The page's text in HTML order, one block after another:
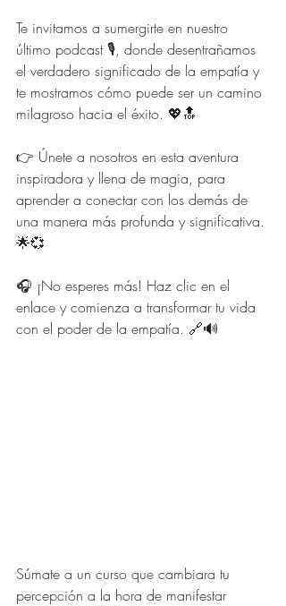
Te invitamos a sumergirte en nuestro
último podcast 🎙️, donde desentrañamos
el verdadero significado de la empatía y
te mostramos cómo puede ser un camino
milagroso hacia el éxito. 💖🔝
👉 Únete a nosotros en esta aventura
inspiradora y llena de magia, para
aprender a conectar con los demás de
una manera más profunda y significativa.
🌟💞
🎧 ¡No esperes más! Haz clic en el
enlace y comienza a transformar tu vida
con el poder de la empatía. 🔗🔊
Súmate a un curso que cambiara tu
percepción a la hora de manifestar